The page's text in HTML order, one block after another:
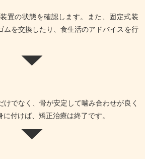
置の状態を確認します。また、固定式装
ムを交換したり、食生活のアドバイスを行
けでなく、骨が安定して噛み合わせが良く
付けば、矯正治療は終了です。